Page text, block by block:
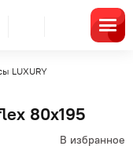
LUXURY
80x195
В избранное